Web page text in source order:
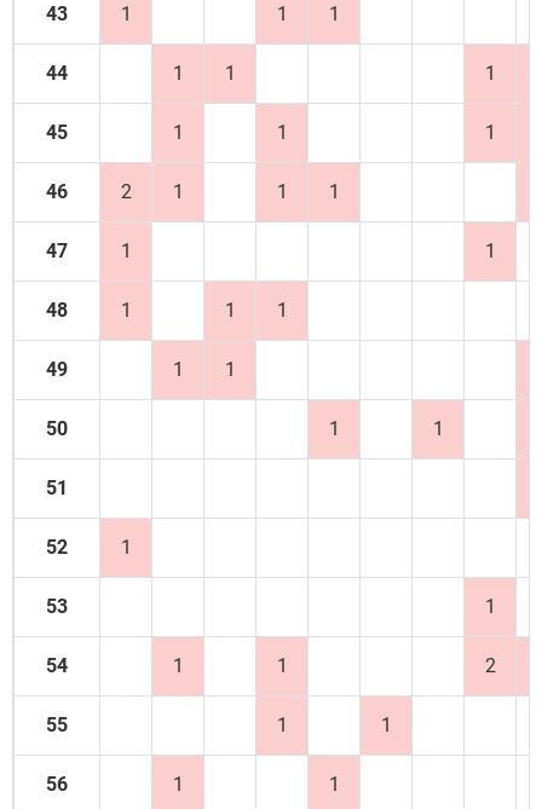
43 1 1 1
44 1 1 1
45 1 1 1
46 2 1 1 1
47 1 1
48 1 1 1
49 1 1
50 1 1
51
52 1
53 1
54 1 1 2
55 1 1
56 1 1